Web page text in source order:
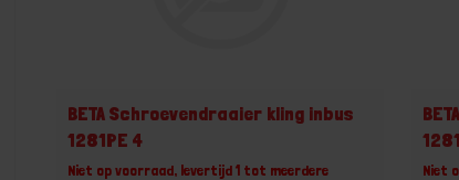
BETA Schroevendraaier kling inbus
1281PE 4
Niet op voorraad, levertijd 1 tot meerdere
Niet